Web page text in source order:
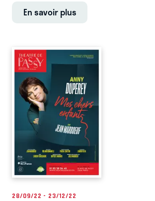
En savoir plus
28/09/22 - 23/12/22